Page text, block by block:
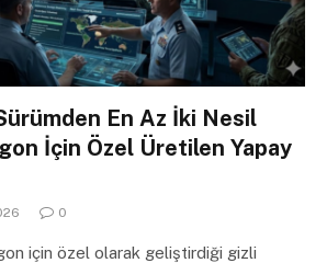
En Az İki Nesil
İçin Özel Üretilen Yapay
0
için özel olarak geliştirdiği gizli